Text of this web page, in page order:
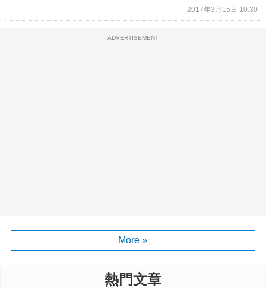
2017年3月15日 10:30
ADVERTISEMENT
More »
熱門文章